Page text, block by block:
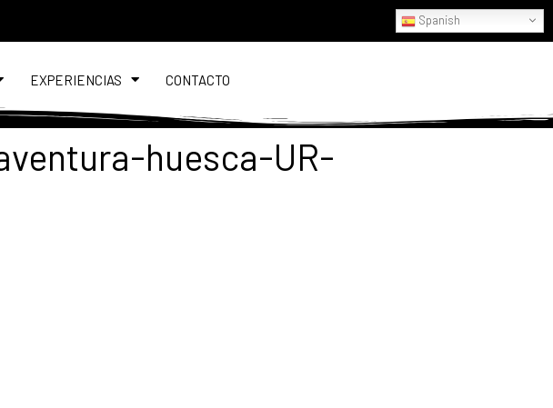
Spanish
EXPERIENCIAS CONTACTO
huesca-UR-